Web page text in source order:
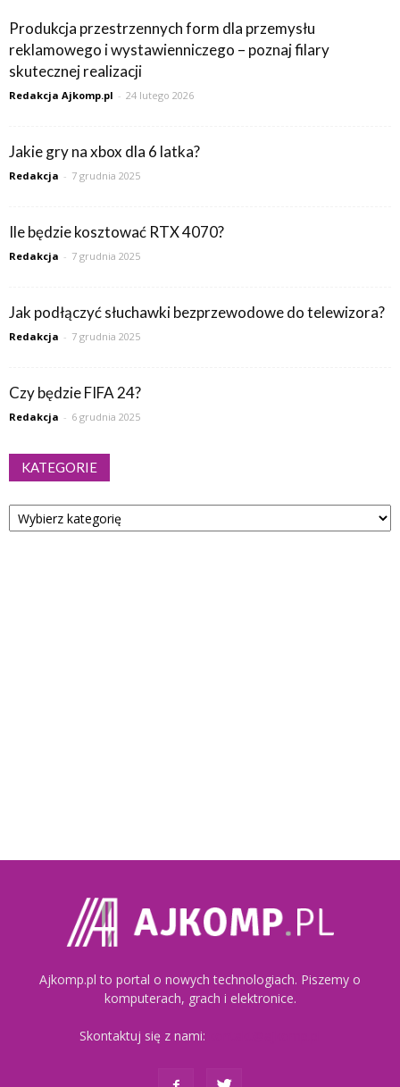
Produkcja przestrzennych form dla przemysłu
reklamowego i wystawienniczego – poznaj filary
skutecznej realizacji
Redakcja Ajkomp.pl - 24 lutego 2026
Jakie gry na xbox dla 6 latka?
Redakcja - 7 grudnia 2025
Ile będzie kosztować RTX 4070?
Redakcja - 7 grudnia 2025
Jak podłączyć słuchawki bezprzewodowe do telewizora?
Redakcja - 7 grudnia 2025
Czy będzie FIFA 24?
Redakcja - 6 grudnia 2025
KATEGORIE
Kategorie
Ajkomp.pl to portal o nowych technologiach. Piszemy o
komputerach, grach i elektronice.
Skontaktuj się z nami: